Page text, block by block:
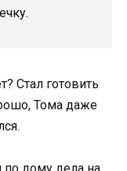
Стал готовить
Тома даже